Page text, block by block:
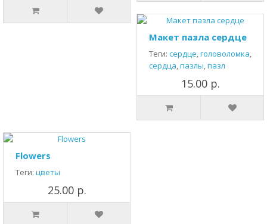
Макет пазла сердце
Теги: сердце,головоломка,
сердца,пазлы,пазл
15.00 р.
Flowers
Теги: цветы
25.00 р.